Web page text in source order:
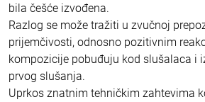
bila češće izvođena.
Razlog se može tražiti u zvučnoj
prijemčivosti, odnosno pozitivnim
kompozicije pobuđuju kod slušalaca i
prvog slušanja.
Uprkos znatnim tehničkim zahtevima